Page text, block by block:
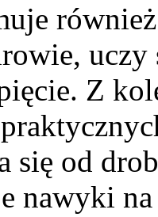
uczy
Z
się od
nawyki